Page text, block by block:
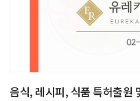
음식, 레시피, 식품 특허출원